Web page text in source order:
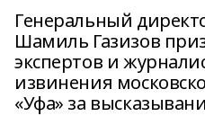
Генеральный
Шамиль Газизов
экспертов и
извинения
«Уфа» за